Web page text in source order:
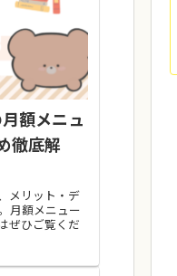
額メニュ
徹底解
メリット・デ
月額メニュー
ぜひご覧くだ